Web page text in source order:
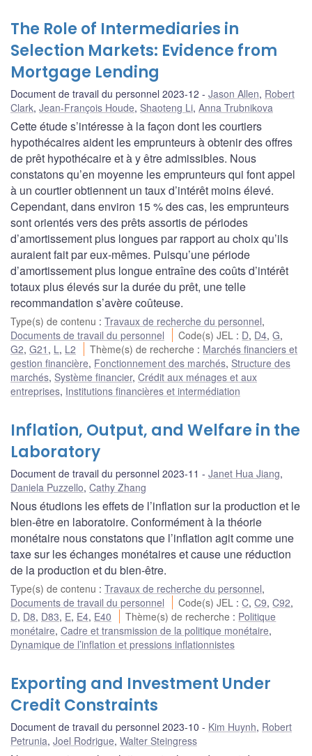
The Role of Intermediaries in
Selection Markets: Evidence from
Mortgage Lending
Document de travail du personnel 2023-12 Jason Allen, Robert
Clark, Jean-François Houde, Shaoteng Li, Anna Trubnikova
Cette étude s’intéresse à la façon dont les courtiers
hypothécaires aident les emprunteurs à obtenir des offres
de prêt hypothécaire et à y être admissibles. Nous
constatons qu’en moyenne les emprunteurs qui font appel
à un courtier obtiennent un taux d’intérêt moins élevé.
Cependant, dans environ 15 % des cas, les emprunteurs
sont orientés vers des prêts assortis de périodes
d’amortissement plus longues par rapport au choix qu’ils
auraient fait par eux-mêmes. Puisqu’une période
d’amortissement plus longue entraîne des coûts d’intérêt
totaux plus élevés sur la durée du prêt, une telle
recommandation s’avère coûteuse.
Type(s) de contenu : Travaux de recherche du personnel,
Documents de travail du personnel
Code(s) JEL : D, D4,G,
G2, G21 , L , L2 Thème(s) de recherche : Marchés financiers et
gestion financière, Fonctionnement des marchés, Structure des
marchés, Système financier, Crédit aux ménages et aux
entreprises, Institutions financières et intermédiation
Inflation, Output, and Welfare in the
Laboratory
Document de travail du personnel 2023-11 Janet Hua Jiang,
Daniela Puzzello, Cathy Zhang
Nous étudions les effets de l’inflation sur la production et le
bien-être en laboratoire. Conformément à la théorie
monétaire nous constatons que l’inflation agit comme une
taxe sur les échanges monétaires et cause une réduction
de la production et du bien-être.
Type(s) de contenu : Travaux de recherche du personnel,
Documents de travail du personnel
Code(s) JEL :C,C9,C92,
D, D8, D83, E, E4, E40 Thème(s) de recherche : Politique
monétaire, Cadre et transmission de la politique monétaire,
Dynamique de l’inflation et pressions inflationnistes
Exporting and Investment Under
Credit Constraints
Document de travail du personnel 2023-10 Kim Huynh, Robert
Petrunia, Joel Rodrigue, Walter Steingress